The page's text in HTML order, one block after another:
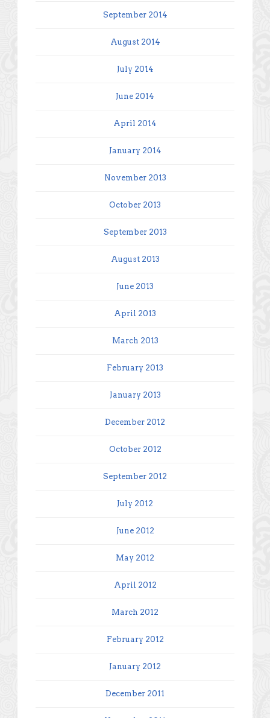
September 2014
August 2014
July 2014
June 2014
April 2014
January 2014
November 2013
October 2013
September 2013
August 2013
June 2013
April 2013
March 2013
February 2013
January 2013
December 2012
October 2012
September 2012
July 2012
June 2012
May 2012
April 2012
March 2012
February 2012
January 2012
December 2011